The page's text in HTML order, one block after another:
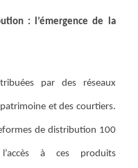
: l’émergence de la
par des réseaux
et des courtiers.
de distribution 100
à ces produits